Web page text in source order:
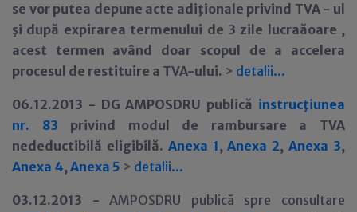
se vor putea depune acte adiţionale privind TVA - ul
şi după expirarea termenului de 3 zile lucraăoare ,
acest termen având doar scopul de a accelera
procesul de restituire a TVA-ului. > detalii...
06.12.2013 - DG AMPOSDRU publică instrucţiunea
nr. 83 privind modul de rambursare a TVA
nedeductibilă eligibilă. Anexa 1,Anexa 2,Anexa 3,
Anexa 4,Anexa 5 > detalii...
03.12.2013 -AMPOSDRU publică spre consultare